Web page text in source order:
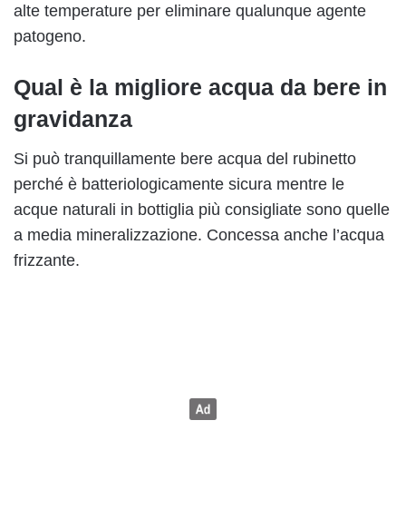
alte temperature per eliminare qualunque agente
patogeno.
Qual è la migliore acqua da bere in
gravidanza
Si può tranquillamente bere acqua del rubinetto
perché è batteriologicamente sicura mentre le
acque naturali in bottiglia più consigliate sono quelle
a media mineralizzazione. Concessa anche l’acqua
frizzante.